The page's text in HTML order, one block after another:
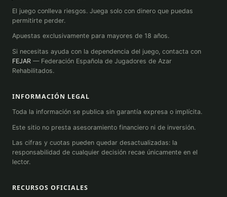
El juego conlleva riesgos. Juega solo con dinero que puedas
permitirte perder.
Apuestas exclusivamente para mayores de 18 años.
Si necesitas ayuda con la dependencia del juego, contacta con
FEJAR — Federación Española de Jugadores de Azar
Rehabilitados.
INFORMACIÓN LEGAL
Toda la información se publica sin garantía expresa o implícita.
Este sitio no presta asesoramiento financiero ni de inversión.
Las cifras y cuotas pueden quedar desactualizadas: la
responsabilidad de cualquier decisión recae únicamente en el
lector.
RECURSOS OFICIALES